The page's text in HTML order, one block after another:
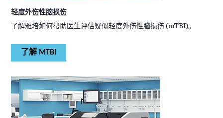
轻度外伤性脑损伤
了解雅培如何帮助医生评估疑似轻度外伤性脑损伤 (mTBI)。
了解 MTBI